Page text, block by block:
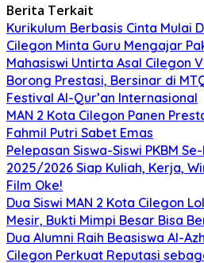
Berita Terkait
Kurikulum Berbasis Cinta Mulai
Cilegon Minta Guru Mengajar
Mahasiswi Untirta Asal Cilegon
Borong Prestasi, Bersinar di
Festival Al-Qur’an Internasional
MAN 2 Kota Cilegon Panen
Fahmil Putri Sabet Emas
Pelepasan Siswa-Siswi PKBM
2025/2026 Siap Kuliah, Kerja,
Film Oke!
Dua Siswi MAN 2 Kota Cilegon
Mesir, Bukti Mimpi Besar Bisa
Dua Alumni Raih Beasiswa Al-
Cilegon Perkuat Reputasi